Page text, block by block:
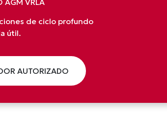
AGM VRLA
de ciclo profundo
útil.
AUTORIZADO